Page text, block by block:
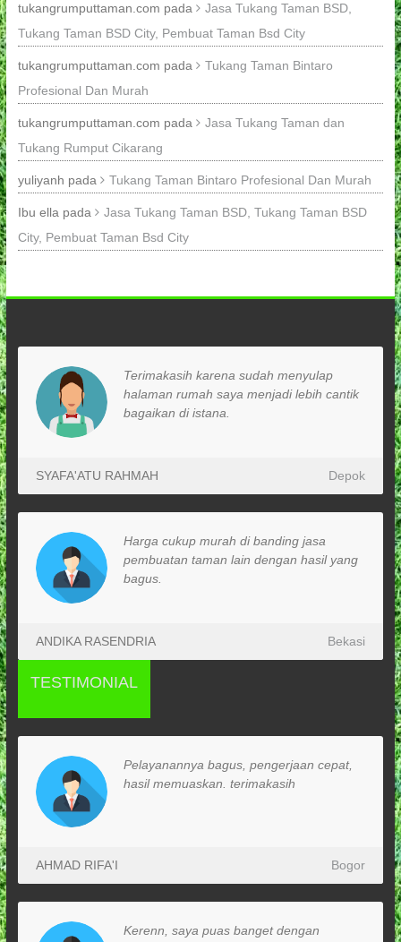
tukangrumputtaman.com pada
Jasa Tukang Taman BSD,
Tukang Taman BSD City, Pembuat Taman Bsd City
tukangrumputtaman.com pada
Tukang Taman Bintaro
Profesional Dan Murah
tukangrumputtaman.com pada
Jasa Tukang Taman dan
Tukang Rumput Cikarang
yuliyanh pada Tukang Taman Bintaro Profesional Dan Murah
Ibu ella pada
Jasa Tukang Taman BSD, Tukang Taman BSD
City, Pembuat Taman Bsd City
Terimakasih karena sudah menyulap
halaman rumah saya menjadi lebih cantik
bagaikan di istana.
SYAFA'ATU RAHMAH Depok
Harga cukup murah di banding jasa
pembuatan taman lain dengan hasil yang
bagus.
ANDIKA RASENDRIA Bekasi
TESTIMONIAL
Pelayanannya bagus, pengerjaan cepat,
hasil memuaskan. terimakasih
AHMAD RIFA'I Bogor
Kerenn, saya puas banget dengan